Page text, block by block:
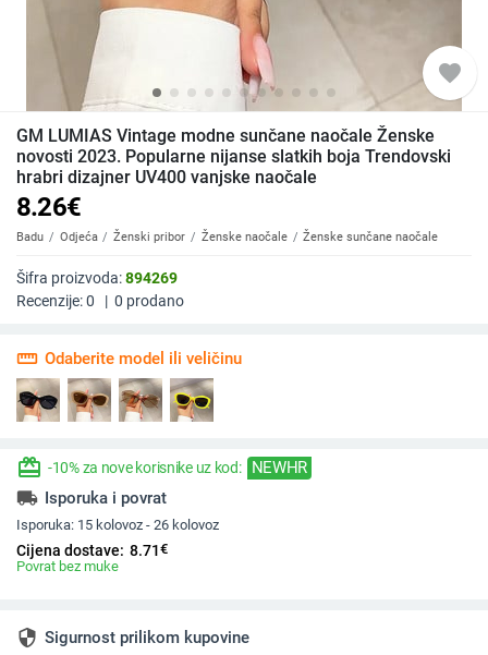
favorite
GM LUMIAS Vintage modne sunčane naočale Ženske
novosti 2023. Popularne nijanse slatkih boja Trendovski
hrabri dizajner UV400 vanjske naočale
8.26€
Badu Odjeća Ženski pribor Ženske naočale Ženske sunčane naočale
Šifra proizvoda:894269
Recenzije:0 | 0 prodano
straighten Odaberite model ili veličinu
redeem -10% za nove korisnike uz kod: NEWHR
local_shipping Isporuka i povrat
Isporuka: 15 kolovoz - 26 kolovoz
Cijena dostave: 8.71€
Povrat bez muke
security Sigurnost prilikom kupovine